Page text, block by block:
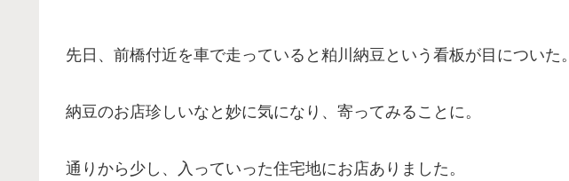
先日、前橋付近を車で走っていると粕川納豆という看板が目についた。
納豆のお店珍しいなと妙に気になり、寄ってみることに。
通りから少し、入っていった住宅地にお店ありました。